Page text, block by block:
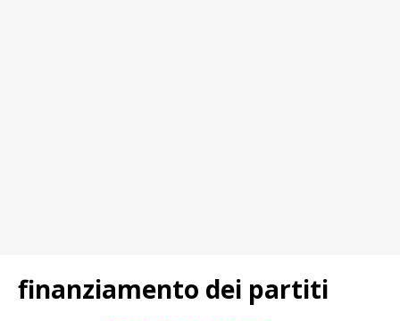
finanziamento dei partiti